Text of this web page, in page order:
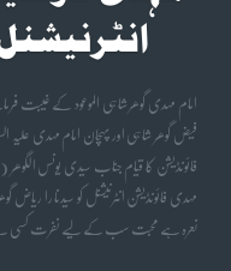
امام مہدی گوھر شاہی الموعود کے غیبت
فائونڈیشن کا قیام جناب سیدی یونس الگوھر
مہدی فائونڈیشن انٹرنیشنل کو سیدنا را
نعرہ ہے محبت سب کے لیے نفرت کسی